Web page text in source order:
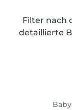
Filter nach
detaillierte